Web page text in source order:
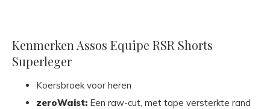
Kenmerken Assos Equipe RSR Shorts
Superleger
Koersbroek voor heren
zeroWaist: Een raw-cut, met tape versterkte rand